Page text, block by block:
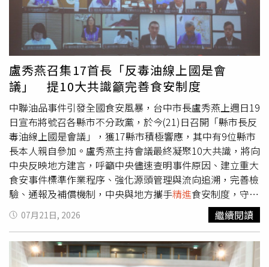
盧秀燕召集17首長「反毒油線上國是會
議」 提10大共識籲完善食安制度
中聯油品事件引發全國食安風暴，台中市長盧秀燕上週日19
日宣布將號召各縣市不分政黨，於今(21)日召開「縣市長反
毒油線上國是會議」，獲17縣市積極響應，其中有9位縣市
長本人親自參加。盧秀燕主持會議最終凝聚10大共識，將向
中央反映地方建言，呼籲中央儘速查明事件原因、建立重大
食安事件標準作業程序、強化源頭管理與流向追溯，完善檢
驗、通報及補償機制，中央與地方攜手精進食安制度，守護
全民健康。盧秀燕表示，會中多數縣市一致認為，重大食品
安全事件攸關全民健康及民生物資供應，中央應比照天然災
訊、發布決策及對外說明，建立即時、透明的資訊公開機
07月21日, 2026 繼續閱讀